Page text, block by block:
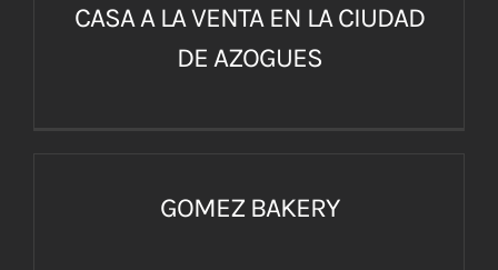
CASA A LA VENTA EN LA CIUDAD
DE AZOGUES
GOMEZ BAKERY